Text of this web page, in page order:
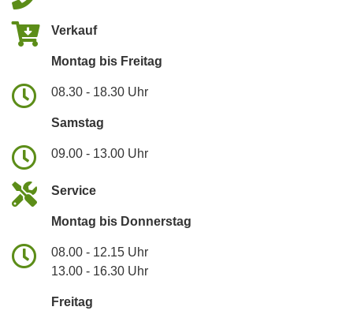
Verkauf
Montag bis Freitag
08.30 - 18.30 Uhr
Samstag
09.00 - 13.00 Uhr
Service
Montag bis Donnerstag
08.00 - 12.15 Uhr
13.00 - 16.30 Uhr
Freitag